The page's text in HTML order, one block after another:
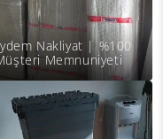
Nakliyat | %100
Memnuniyeti